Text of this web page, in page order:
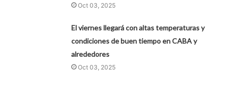
Oct 03, 2025
El viernes llegará con altas temperaturas y
condiciones de buen tiempo en CABA y
alrededores
Oct 03, 2025